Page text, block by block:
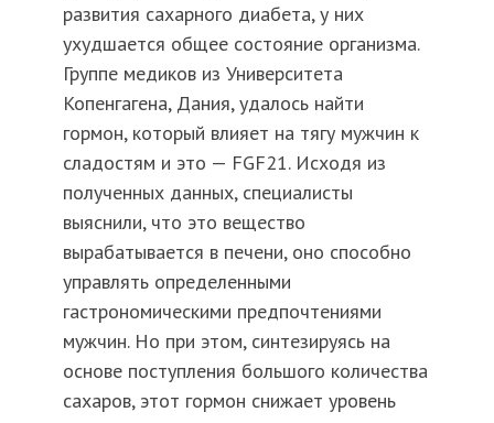
развития сахарного диабета, у них
ухудшается общее состояние организма.
Группе медиков из Университета
Копенгагена, Дания, удалось найти
гормон, который влияет на тягу мужчин к
сладостям и это — FGF21. Исходя из
полученных данных, специалисты
выяснили, что это вещество
вырабатывается в печени, оно способно
управлять определенными
гастрономическими предпочтениями
мужчин. Но при этом, синтезируясь на
основе поступления большого количества
сахаров, этот гормон снижает уровень